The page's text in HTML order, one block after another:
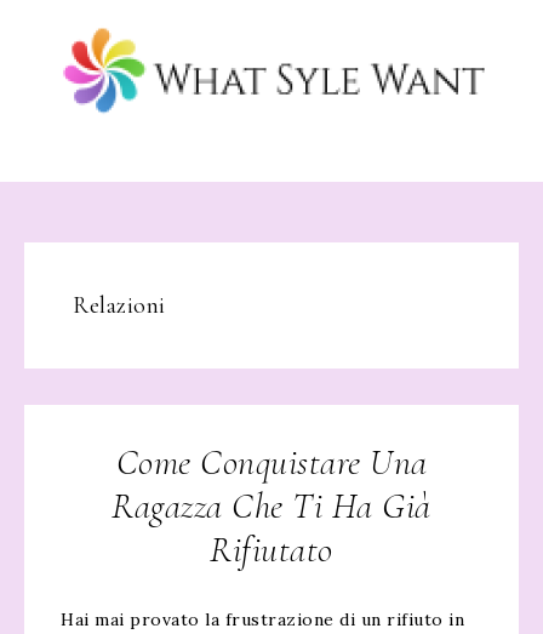
Relazioni
Come Conquistare Una
Ragazza Che Ti Ha Già
Rifiutato
Hai mai provato la frustrazione di un rifiuto in